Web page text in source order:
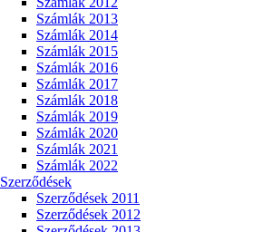
Számlák 2013
Számlák 2014
Számlák 2015
Számlák 2016
Számlák 2017
Számlák 2018
Számlák 2019
Számlák 2020
Számlák 2021
Számlák 2022
Szerződések
Szerződések 2011
Szerződések 2012